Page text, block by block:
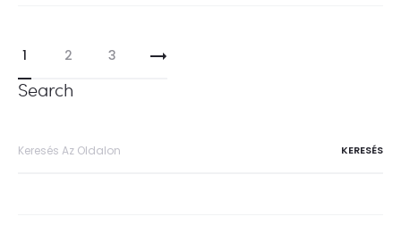
Bejegyzések
lapozása
1 2 3
Search